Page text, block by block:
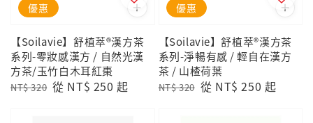
優惠
【Soilavie】舒植萃®漢方茶
系列-零妝感漢方 / 自然光漢
方茶/玉竹白木耳紅棗
Regular
NT$ 320 Sale
從 NT$ 250 起
優惠
【Soilavie】舒植萃®漢方茶
系列-淨暢有感 / 輕自在漢方
茶 / 山楂荷葉
Regular
NT$ 320 Sale
從 NT$ 250 起